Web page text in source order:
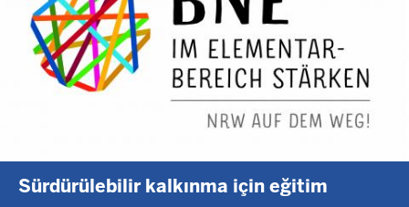
Sürdürülebilir kalkınma için eğitim